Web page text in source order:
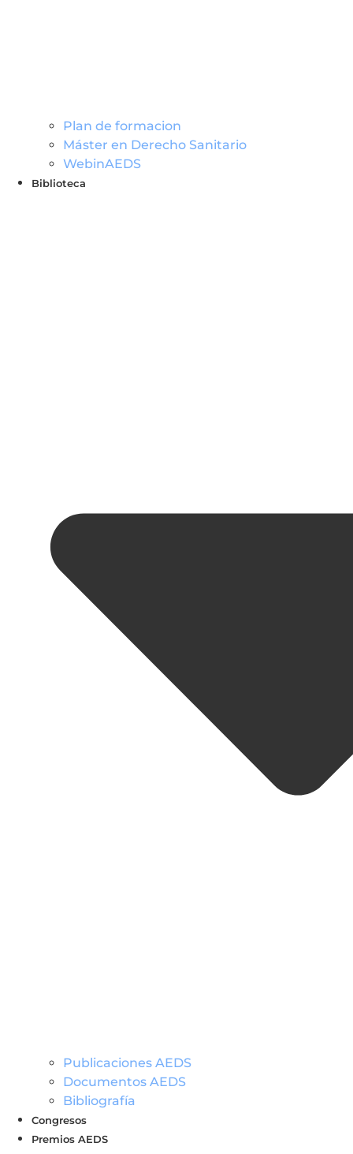
Plan de formacion
Máster en Derecho Sanitario
WebinAEDS
Biblioteca
Publicaciones AEDS
Documentos AEDS
Bibliografía
Congresos
Premios AEDS